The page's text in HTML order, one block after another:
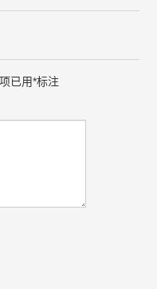
已用*标注